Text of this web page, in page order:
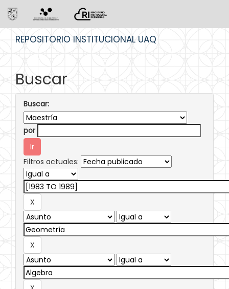
REPOSITORIO INSTITUCIONAL UAQ
Buscar
Buscar:
por
Filtros actuales: